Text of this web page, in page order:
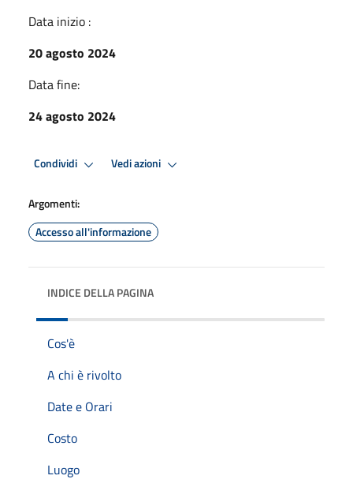
Data inizio :
20 agosto 2024
Data fine:
24 agosto 2024
Condividi Vedi azioni
Argomenti:
Accesso all'informazione
INDICE DELLA PAGINA
Cos'è
A chi è rivolto
Date e Orari
Costo
Luogo